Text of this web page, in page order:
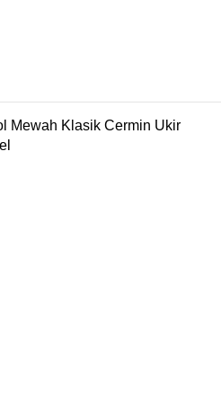
Mewah Klasik Cermin Ukir